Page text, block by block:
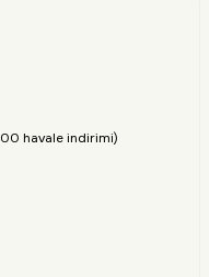
havale indirimi)